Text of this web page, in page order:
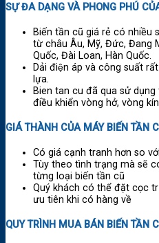
SỰ ĐA DẠNG VÀ PHONG PHÚ
Biến tần cũ giá rẻ có nhiều
từ châu Âu, Mỹ, Đức, Đang
Quốc, Đài Loan, Hàn Quốc.
Dải điện áp và công suất
lựa.
Bien tan cu đã qua sử
điều khiển vòng hở, vòng
GIÁ THÀNH CỦA MÁY BIẾN TẦN
Có giá cạnh tranh hơn so
Tùy theo tình trạng mà sẽ
từng loại biến tần cũ
Quý khách có thể đặt cọc
ưu tiên khi có hàng về
QUY TRÌNH MUA BÁN BIẾN TẦN